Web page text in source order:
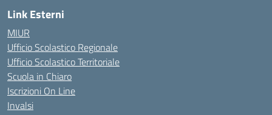
Link Esterni
MIUR
Ufficio Scolastico Regionale
Ufficio Scolastico Territoriale
Scuola in Chiaro
Iscrizioni On Line
Invalsi